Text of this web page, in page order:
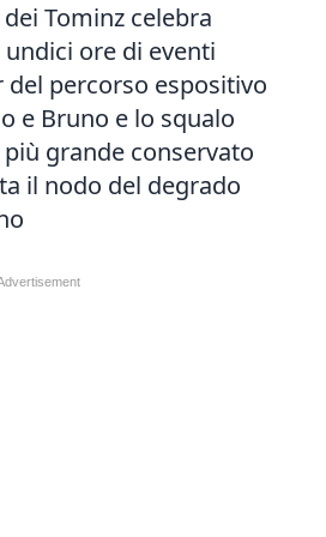
Tominz celebra
undici ore di eventi
percorso espositivo
e Bruno e lo squalo
grande conservato
il nodo del degrado